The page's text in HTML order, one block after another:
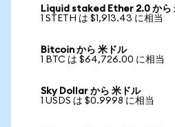
Liquid staked Ether 2.0 から
1 STETH は $1,913.43 に相当
Bitcoin から 米ドル
1 BTC は $64,726.00 に相当
Sky Dollar から 米ドル
1 USDS は $0.9998 に相当